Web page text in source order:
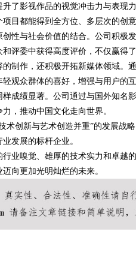
了影视作品的视觉冲击力与表现
目都能得到全方位、多层次的创
性与社会价值的结合。公司积极
评委中获得高度评价，不仅赢得
制作，还积极开拓新媒体领域。
观众群体的喜好，增强与用户的
成绩显著。公司通过与国外知名
，推动中国文化走向世界。
术创新与艺术创造并重”的发展战
发展的标杆企业。
业嗅觉、雄厚的技术实力和卓越
向更加光明灿烂的未来。